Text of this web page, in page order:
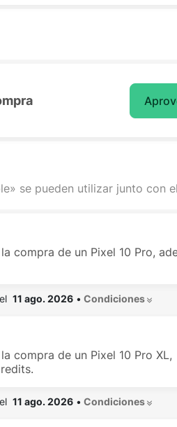
se pueden utilizar junto con
compra de un Pixel 10 Pro,
11 ago. 2026 • Condiciones
compra de un Pixel 10 Pro XL,
11 ago. 2026 • Condiciones